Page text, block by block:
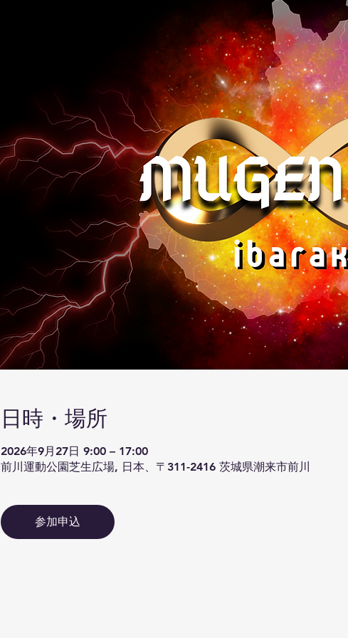
日時・場所
2026年9月27日 9:00 – 17:00
前川運動公園芝生広場, 日本、〒311-2416 茨城県潮来市前川
参加申込